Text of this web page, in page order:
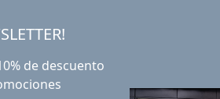
de descuento